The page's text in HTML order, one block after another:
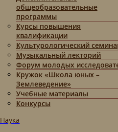
общеобразовательные
программы
Курсы повышения
квалификации
Культурологический
Музыкальный лекторий
Форум молодых
Кружок «Школа юных –
Землеведение»
Учебные материалы
Конкурсы
Наука